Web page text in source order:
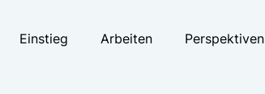
Einstieg Arbeiten Perspektiven